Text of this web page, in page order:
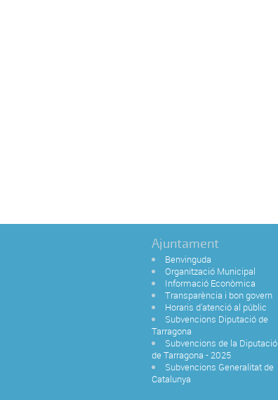
Ajuntament
Benvinguda
Organització Municipal
Informació Econòmica
Transparència i bon govern
Horaris d'atenció al públic
Subvencions Diputació de
Tarragona
Subvencions de la Diputació
de Tarragona - 2025
Subvencions Generalitat de
Catalunya